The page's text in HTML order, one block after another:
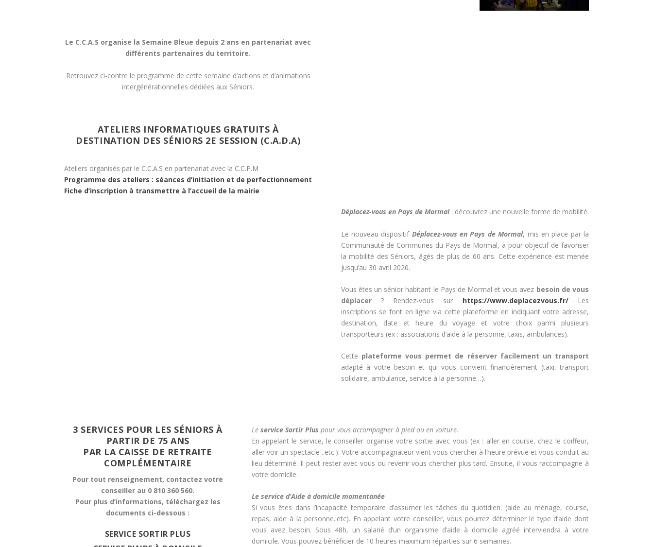
Le C.C.A.S organise la Semaine Bleue depuis 2 ans en partenariat avec
différents partenaires du territoire.
Retrouvez ci-contre le programme de cette semaine d’actions et d’animations
intergénérationnelles dédiées aux Séniors.
ATELIERS INFORMATIQUES GRATUITS À
DESTINATION DES SÉNIORS 2E SESSION (C.A.D.A)
Ateliers organisés par le C.C.A.S en partenariat avec la C.C.P.M
Programme des ateliers : séances d’initiation et de perfectionnement
Fiche d’inscription à transmettre à l’accueil de la mairie
Déplacez-vous en Pays de Mormal: découvrez une nouvelle forme de mobilité.
Le nouveau dispositif Déplacez-vous en Pays de Mormal, mis en place par la
Communauté de Communes du Pays de Mormal, a pour objectif de favoriser
la mobilité des Séniors, âgés de plus de 60 ans. Cette expérience est menée
jusqu’au 30 avril 2020.
Vous êtes un sénior habitant le Pays de Mormal et vous avez besoin de vous
déplacer? Rendez-vous sur https://www.deplacezvous.fr/Les
inscriptions se font en ligne via cette plateforme en indiquant votre adresse,
destination, date et heure du voyage et votre choix parmi plusieurs
transporteurs (ex : associations d’aide à la personne, taxis, ambulances).
Cette plateforme vous permet de réserver facilement un transport
adapté à votre besoin et qui vous convient financièrement (taxi, transport
solidaire, ambulance, service à la personne…).
3 SERVICES POUR LES SÉNIORS À
PARTIR DE 75 ANS
PAR LA CAISSE DE RETRAITE
COMPLÉMENTAIRE
Pour tout renseignement, contactez votre
conseiller au 0 810 360 560.
Pour plus d’informations, téléchargez les
documents ci-dessous :
SERVICE SORTIR PLUS
Le service Sortir Plus pour vous accompagner à pied ou en voiture.
En appelant le service, le conseiller organise votre sortie avec vous (ex : aller en course, chez le coiffeur,
aller voir un spectacle ..etc.). Votre accompagnateur vient vous chercher à l’heure prévue et vous conduit au
lieu déterminé. Il peut rester avec vous ou revenir vous chercher plus tard. Ensuite, il vous raccompagne à
votre domicile.
Le service d’Aide à domicile momentanée
Si vous êtes dans l’incapacité temporaire d’assumer les tâches du quotidien. (aide au ménage, course,
repas, aide à la personne..etc). En appelant votre conseiller, vous pourrez déterminer le type d’aide dont
vous avez besoin. Sous 48h, un salarié d’un organisme d’aide à domicile agréé interviendra à votre
domicile. Vous pouvez bénéficier de 10 heures maximum réparties sur 6 semaines.